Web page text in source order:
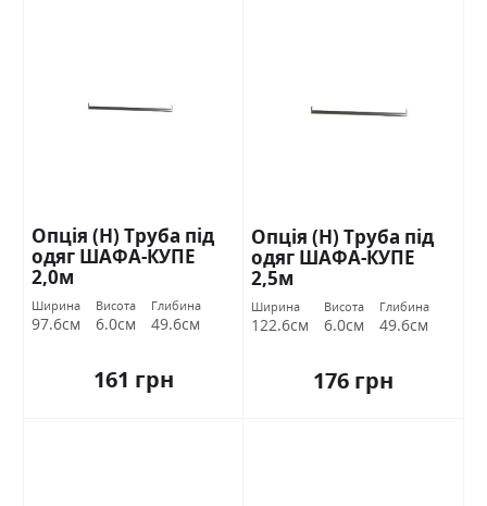
Опція (Н) Труба під
одяг ШАФА-КУПЕ
2,0м
Ширина
97.6см
Висота
6.0см
Глибина
49.6см
161 грн
Опція (Н) Труба під
одяг ШАФА-КУПЕ
2,5м
Ширина
122.6см
Висота
6.0см
Глибина
49.6см
176 грн